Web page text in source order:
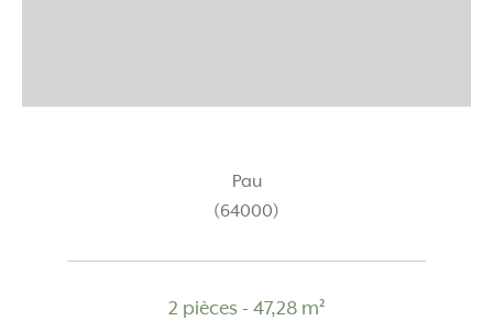
Pau
(64000)
2 pièces - 47,28 m²